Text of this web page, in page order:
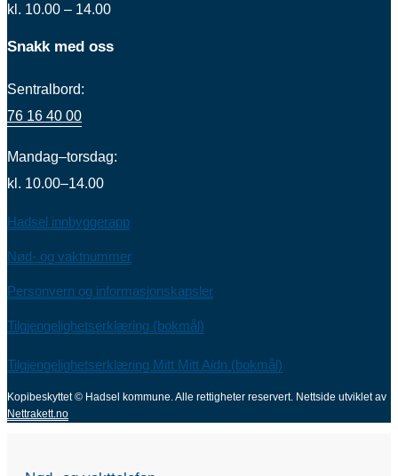
kl. 10.00 – 14.00
Snakk med oss
Sentralbord:
76 16 40 00
Mandag–torsdag:
kl. 10.00–14.00
Hadsel innbyggerapp
Nød- og vaktnummer
Personvern og informasjonskapsler
Tilgjengelighetserklæring (bokmål)
Tilgjengelighetserklæring Mitt Mitt Aidn (bokmål)
Kopibeskyttet © Hadsel kommune. Alle rettigheter reservert. Nettside utviklet av
Nettrakett.no